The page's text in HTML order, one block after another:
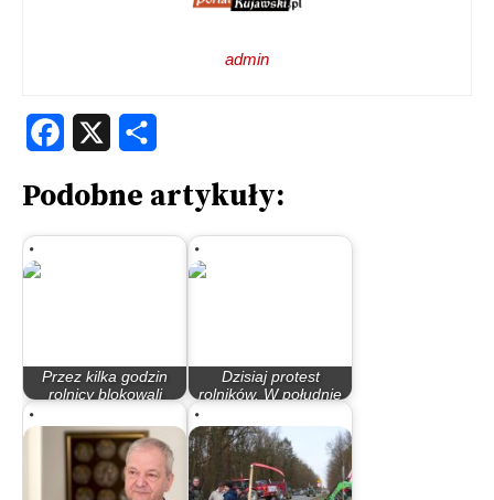
admin
Facebook
Podobne artykuły:
Przez kilka godzin
rolnicy blokowali
Dzisiaj protest
rolników. W południe